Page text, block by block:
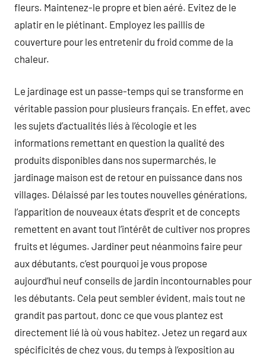
fleurs. Maintenez-le propre et bien aéré. Evitez de le
aplatir en le piétinant. Employez les paillis de
couverture pour les entretenir du froid comme de la
chaleur.
Le jardinage est un passe-temps qui se transforme en
véritable passion pour plusieurs français. En effet, avec
les sujets d’actualités liés à l’écologie et les
informations remettant en question la qualité des
produits disponibles dans nos supermarchés, le
jardinage maison est de retour en puissance dans nos
villages. Délaissé par les toutes nouvelles générations,
l’apparition de nouveaux états d’esprit et de concepts
remettent en avant tout l’intérêt de cultiver nos propres
fruits et légumes. Jardiner peut néanmoins faire peur
aux débutants, c’est pourquoi je vous propose
aujourd’hui neuf conseils de jardin incontournables pour
les débutants. Cela peut sembler évident, mais tout ne
grandit pas partout, donc ce que vous plantez est
directement lié là où vous habitez. Jetez un regard aux
spécificités de chez vous, du temps à l’exposition au